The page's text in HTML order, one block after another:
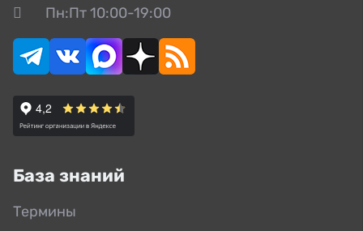
Пн:Пт 10:00-19:00
База знаний
Термины